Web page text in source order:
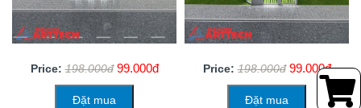
Price: 198.000đ 99.000đ
Đặt mua
Price: 198.000đ 99.000đ
Đặt mua